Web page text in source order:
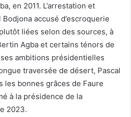
en 2011. L’arrestation et
accusé d’escroquerie
liées selon des sources, à
Agba et certains ténors de
ambitions présidentielles
traversée de désert, Pascal
les bonnes grâces de Faure
à la présidence de la
2023.